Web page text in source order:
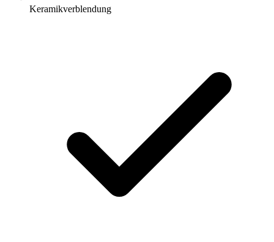
Keramikverblendung